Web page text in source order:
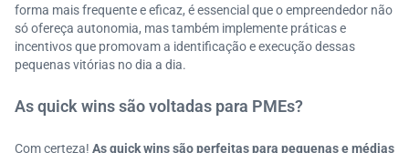
forma mais frequente e eficaz, é essencial que o empreendedor não
só ofereça autonomia, mas também implemente práticas e
incentivos que promovam a identificação e execução dessas
pequenas vitórias no dia a dia.
As quick wins são voltadas para PMEs?
Com certeza! As quick wins são perfeitas para pequenas e médias